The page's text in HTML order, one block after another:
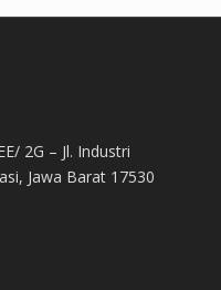
2G – Jl. Industri
Jawa Barat 17530